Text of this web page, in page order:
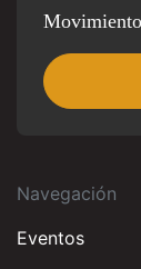
Navegación
Eventos